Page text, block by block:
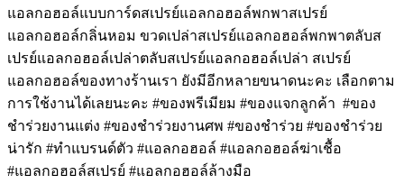
แอลกอฮอล์แบบการ์ดสเปรย์แอลกอฮอล์พกพาสเปรย์
แอลกอฮอล์กลิ่นหอม ขวดเปล่าสเปรย์แอลกอฮอล์พกพาตลับส
เปรย์แอลกอฮอล์เปล่าตลับสเปรย์แอลกอฮอล์เปล่า สเปรย์
แอลกอฮอล์ของทางร้านเรา ยังมีอีกหลายขนาดนะคะ เลือกตาม
การใช้งานได้เลยนะคะ #ของพรีเมียม #ของแจกลูกค้า #ของ
ชำร่วยงานแต่ง #ของชำร่วยงานศพ #ของชําร่วย #ของชําร่วย
น่ารัก #ทําแบรนด์ตัว #แอลกอฮอล์ #แอลกอฮอล์ฆ่าเชื้อ
#แอลกอฮอล์สเปรย์ #แอลกอฮอล์ล้างมือ